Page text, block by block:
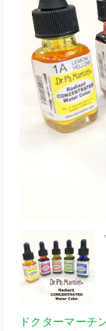
ドクターマーチ